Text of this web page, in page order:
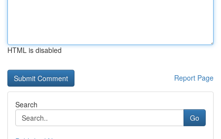
HTML is disabled
Report Page
Search
Go